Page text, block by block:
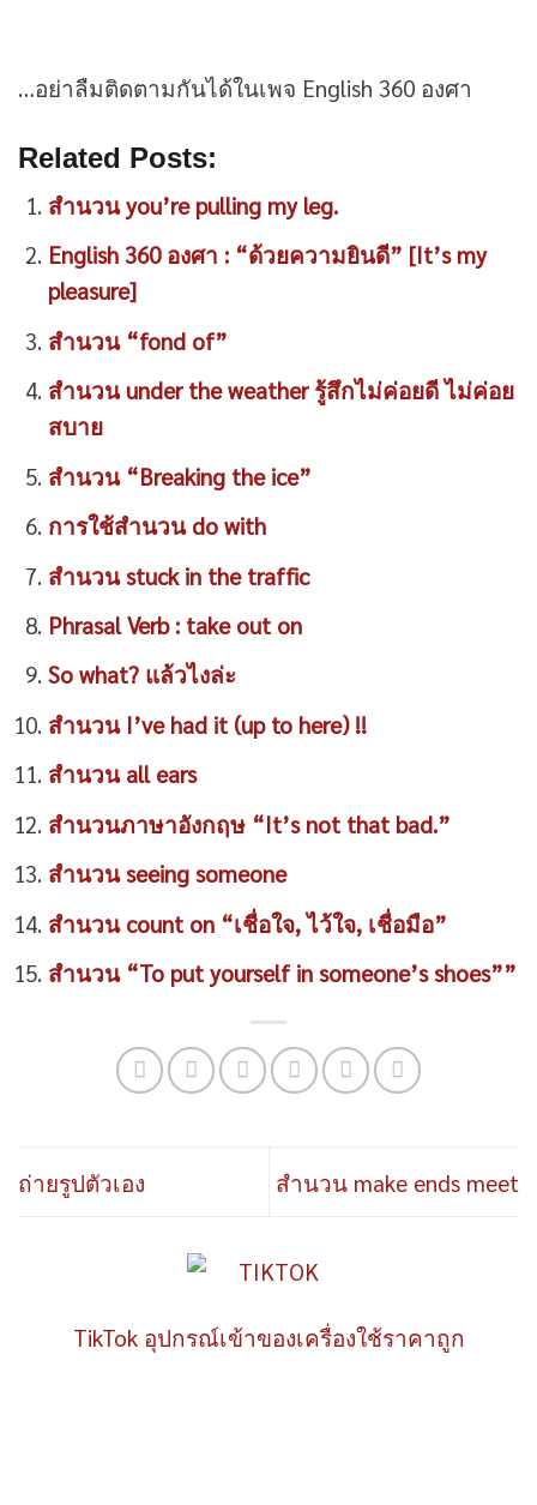
…อย่าลืมติดตามกันได้ในเพจ English 360 องศา
Related Posts:
สำนวน you’re pulling my leg.
English 360 องศา : “ด้วยความยินดี” [It’s my
pleasure]
สำนวน “fond of”
สำนวน under the weather รู้สึกไม่ค่อยดี ไม่ค่อย
สบาย
สำนวน “Breaking the ice”
การใช้สำนวน do with
สำนวน stuck in the traffic
Phrasal Verb : take out on
So what? แล้วไงล่ะ
สำนวน I’ve had it (up to here) !!
สำนวน all ears
สำนวนภาษาอังกฤษ “It’s not that bad.”
สำนวน seeing someone
สำนวน count on “เชื่อใจ, ไว้ใจ, เชื่อมือ”
สำนวน “To put yourself in someone’s shoes””
ถ่ายรูปตัวเอง สำนวน make ends meet
TikTok อุปกรณ์เข้าของเครื่องใช้ราคาถูก